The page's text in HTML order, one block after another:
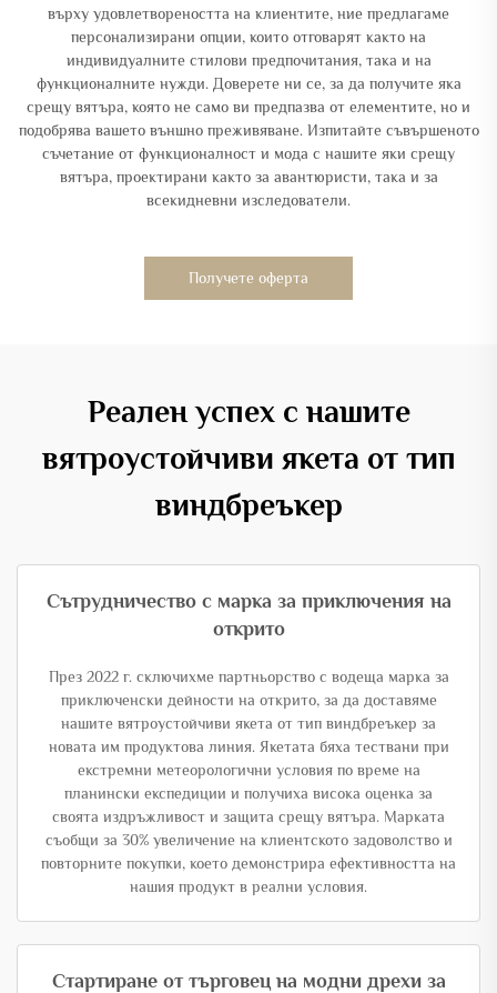
върху удовлетвореността на клиентите, ние предлагаме
персонализирани опции, които отговарят както на
индивидуалните стилови предпочитания, така и на
функционалните нужди. Доверете ни се, за да получите яка
срещу вятъра, която не само ви предпазва от елементите, но и
подобрява вашето външно преживяване. Изпитайте съвършеното
съчетание от функционалност и мода с нашите яки срещу
вятъра, проектирани както за авантюристи, така и за
всекидневни изследователи.
Получете оферта
Реален успех с нашите
вятроустойчиви якета от тип
виндбреъкер
Сътрудничество с марка за приключения на
открито
През 2022 г. сключихме партньорство с водеща марка за
приключенски дейности на открито, за да доставяме
нашите вятроустойчиви якета от тип виндбреъкер за
новата им продуктова линия. Якетата бяха тествани при
екстремни метеорологични условия по време на
планински експедиции и получиха висока оценка за
своята издръжливост и защита срещу вятъра. Марката
съобщи за 30% увеличение на клиентското задоволство и
повторните покупки, което демонстрира ефективността на
нашия продукт в реални условия.
Стартиране от търговец на модни дрехи за